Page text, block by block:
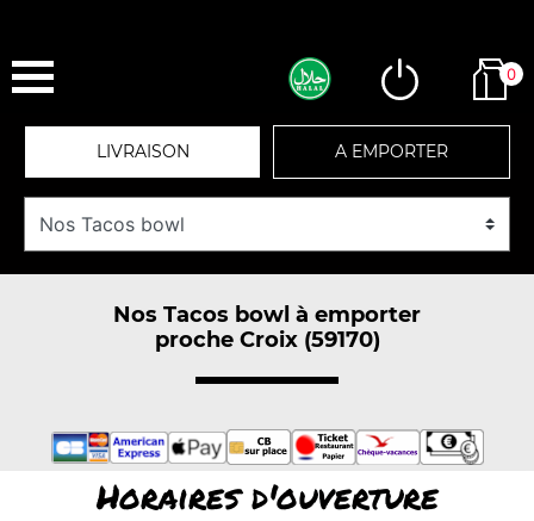
0
LIVRAISON A EMPORTER
Nos Tacos bowl à emporter
proche Croix (59170)
Horaires d'ouverture